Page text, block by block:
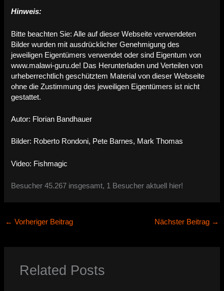
Hinweis:
Bitte beachten Sie: Alle auf dieser Webseite verwendeten
Bilder wurden mit ausdrücklicher Genehmigung des
jeweiligen Eigentümers verwendet oder sind Eigentum von
www.malawi-guru.de! Das Herunterladen und Verteilen von
urheberrechtlich geschütztem Material von dieser Webseite
ohne die Zustimmung des jeweiligen Eigentümers ist nicht
gestattet.
Autor: Florian Bandhauer
Bilder: Roberto Rondoni, Pete Barnes, Mark Thomas
Video: Fishmagic
Besucher 45.267 insgesamt, 1 Besucher aktuell hier!
← Vorheriger Beitrag Nächster Beitrag →
Related Posts